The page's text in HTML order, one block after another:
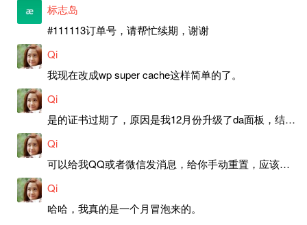
标志岛
#111113订单号，请帮忙续期，谢谢
Qi
我现在改成wp super cache这样简单的了。
Qi
是的证书过期了，原因是我12月份升级了da面板，结果后台证书就不更新了，目前还在排查问题。切换PHP版本现在没有了，因为DA新版不支持。
Qi
可以给我QQ或者微信发消息，给你手动重置，应该是服务器插件有问题了，这个wp的主题太老了，导致现在好多的问题，网站的签到功能也是因为这个原因导致的。
Qi
哈哈，我真的是一个月冒泡来的。